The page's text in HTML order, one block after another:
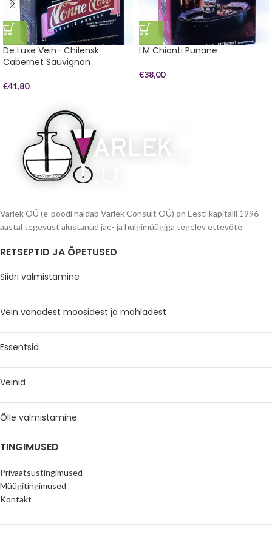
De Luxe Vein- Chilensk
Cabernet Sauvignon
€41,80
LM Chianti Punane
€38,00
Varlek OÜ (e-poodi haldab Varlek Consult OÜ) on Eesti kapitalil 1996
aastal tegevust alustanud jae- ja hulgimüügiga tegelev ettevõte.
RETSEPTID JA ÕPETUSED
Siidri valmistamine
Vein vanadest moosidest ja mahladest
Essentsid
Veinid
Õlle valmistamine
TINGIMUSED
Privaatsustingimused
Müügitingimused
Kontakt